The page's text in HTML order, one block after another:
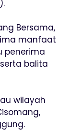
Bersama,
manfaat
penerima
balita
wilayah